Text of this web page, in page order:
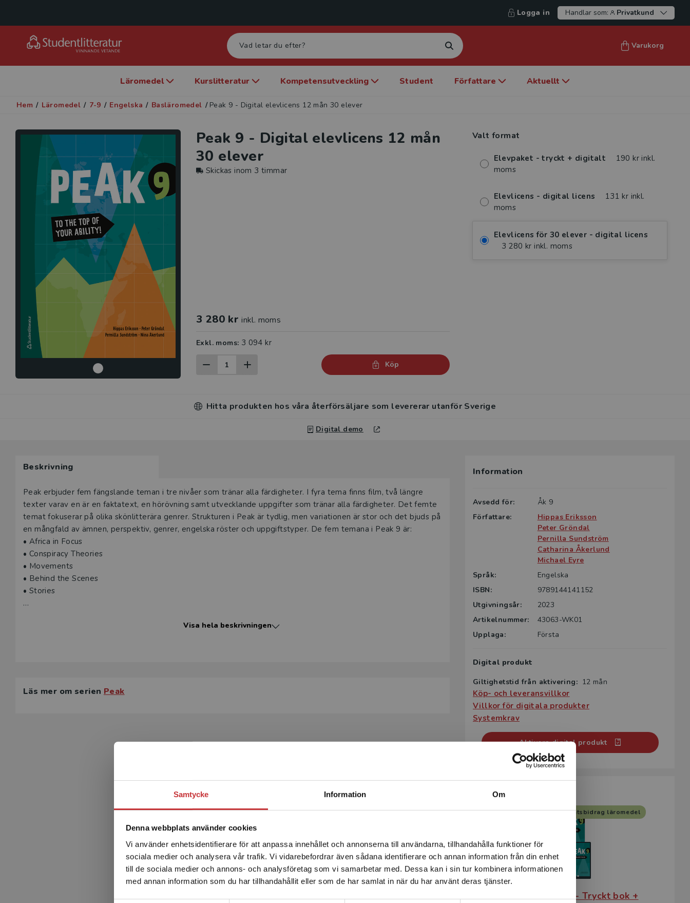
Samtycke Information Om
Denna webbplats använder cookies
Vi använder enhetsidentifierare för att anpassa innehållet och annonserna till användarna, tillhandahålla funktioner för
sociala medier och analysera vår trafik. Vi vidarebefordrar även sådana identifierare och annan information från din enhet
till de sociala medier och annons- och analysföretag som vi samarbetar med. Dessa kan i sin tur kombinera informationen
med annan information som du har tillhandahållit eller som de har samlat in när du har använt deras tjänster.
Begränsad fraktregion
Det verkar som att du besöker studentlitteratur.se via en
enhet utanför Sverige. Vi erbjuder inte leveranser utanför
Sverige. För att kunna slutföra ett köp måste
leveransadressen vara i Sverige.Läs mer
Logga in Handlar som: Privatkund
Varukorg
Läromedel Kurslitteratur Kompetensutveckling Student Författare Aktuellt
Hem / Läromedel / 7-9 / Engelska / Basläromedel / Peak 9 - Digital elevlicens 12 mån 30 elever
Peak 9 - Digital elevlicens 12 mån
30 elever
Skickas inom 3 timmar
3 280 kr inkl. moms
Exkl. moms: 3 094 kr
Köp
Valt format
Elevpaket - tryckt + digitalt
190 kr inkl.
moms
Elevlicens - digital licens
131 kr inkl.
moms
Elevlicens för 30 elever - digital licens
3 280 kr inkl. moms
Hitta produkten hos våra återförsäljare som levererar utanför Sverige
Digital demo
Beskrivning
Beskrivning
Peak erbjuder fem fängslande teman i tre nivåer som tränar alla färdigheter. I fyra tema finns film, två längre
texter varav en är en faktatext, en hörövning samt utvecklande uppgifter som tränar alla färdigheter. Det femte
temat fokuserar på olika skönlitterära genrer. Strukturen i Peak är tydlig, men variationen är stor och det bjuds på
en mångfald av ämnen, perspektiv, genrer, engelska röster och uppgiftstyper. De fem temana i Peak 9 är:
• Africa in Focus
• Conspiracy Theories
• Movements
• Behind the Scenes
• Stories
Alla elever kan delta i arbetet med Peak tack vare de tre inbyggda nivåerna; Stream, Support och Stretch.
pjäsmanus och romandagbok att arbeta med under perioder då klassen till exempel är upptagen med muntliga
erbjuder förklarande filmer och övningar som eleven kan arbeta med enskilt vid behov eller när det passar den
gemensamma undervisningen.
• texter och övningar på tre nivåer
• engagerande teman som inleds med filmer
• röd tråd och struktur med massor av variation
• alla färdigheter tränas i varje tema
Visa hela beskrivningen
Läs mer om serien Peak
Information
Avsedd för:
Åk 9
Författare:
Hippas Eriksson
Peter Gröndal
Pernilla Sundström
Catharina Åkerlund
Michael Eyre
Språk:
Engelska
ISBN:
9789144141152
Utgivningsår:
2023
Artikelnummer:
43063-WK01
Upplaga:
Första
Digital produkt
Giltighetstid från aktivering: 12 mån
Köp- och leveransvillkor
Villkor för digitala produkter
Systemkrav
Aktivera digital produkt
Passar till
Peak 9 Lärarpaket - Tryckt bok +
Statsbidrag läromedel